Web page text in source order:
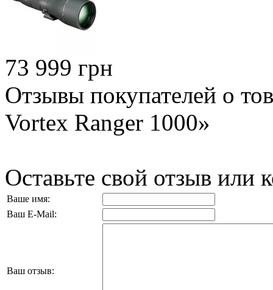
73 999 грн
Отзывы покупателей о
Vortex Ranger 1000»
Оставьте свой отзыв или
Ваше имя:
Ваш E-Mail:
Ваш отзыв: